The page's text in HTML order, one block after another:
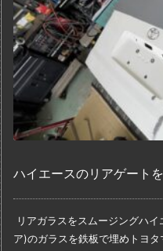
ハイエースのリアゲート
リアガラスをスムージングハイ
ア)のガラスを鉄板で埋めトヨタ